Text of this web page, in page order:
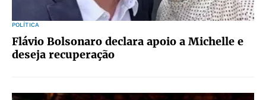
POLÍTICA
Flávio Bolsonaro declara apoio a Michelle e
deseja recuperação